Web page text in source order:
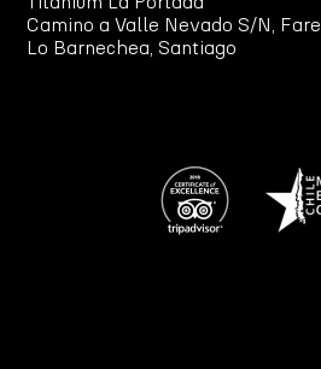
Camino a Valle Nevado S/N,
Lo Barnechea, Santiago